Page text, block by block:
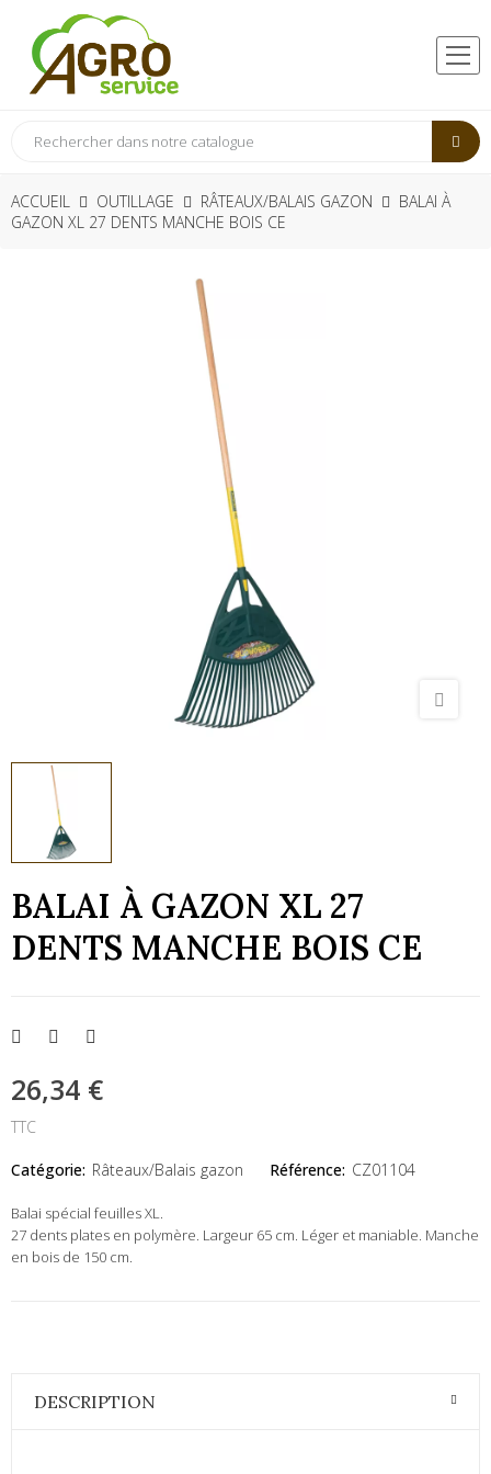
ACCUEIL OUTILLAGE RÂTEAUX/BALAIS GAZON
BALAI À
GAZON XL 27 DENTS MANCHE BOIS CE
BALAI À GAZON XL 27
DENTS MANCHE BOIS CE
26,34 €
TTC
Catégorie: Râteaux/Balais gazon Référence: CZ01104
Balai spécial feuilles XL.
27 dents plates en polymère. Largeur 65 cm. Léger et maniable. Manche
en bois de 150 cm.
DESCRIPTION